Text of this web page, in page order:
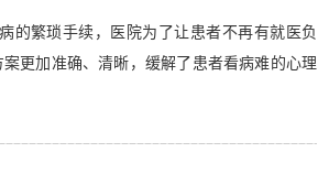
的繁琐手续，医院为了让患者不再有就医负
更加准确、清晰，缓解了患者看病难的心理